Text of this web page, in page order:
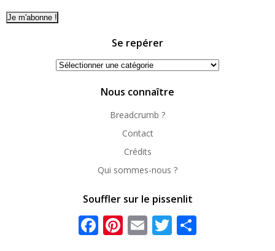
Se repérer
Se
Nous connaître
Breadcrumb ?
Contact
Crédits
Qui sommes-nous ?
Souffler sur le pissenlit
Facebook
Pinterest
EmailTwitter